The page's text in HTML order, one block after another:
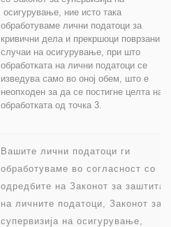
осигурување, ние исто така
обработуваме лични податоци за
кривични дела и прекршоци поврзани
случаи на осигурување, при што
обработката на лични податоци се
изведува само во оној обем, што е
неопходен за да се постигне целта на
обработката од точка 3.
Вашите лични податоци ги
обработуваме во согласност со
одредбите на Законот за заштита
на личните податоци, Законот за
супервизија на осигурување,